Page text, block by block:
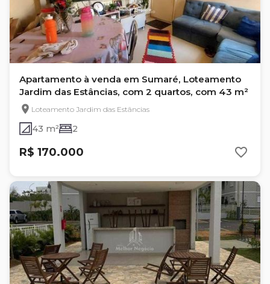
Apartamento à venda em Sumaré, Loteamento
Jardim das Estâncias, com 2 quartos, com 43 m²
Loteamento Jardim das Estâncias
43 m² 2
R$ 170.000